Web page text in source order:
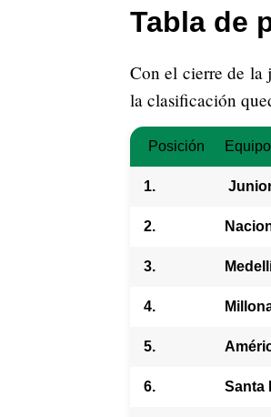
Tabla de
Con el cierre de la
la clasificación
Posición Equipo
1.
2.
3.
4.
5.
6. Santa